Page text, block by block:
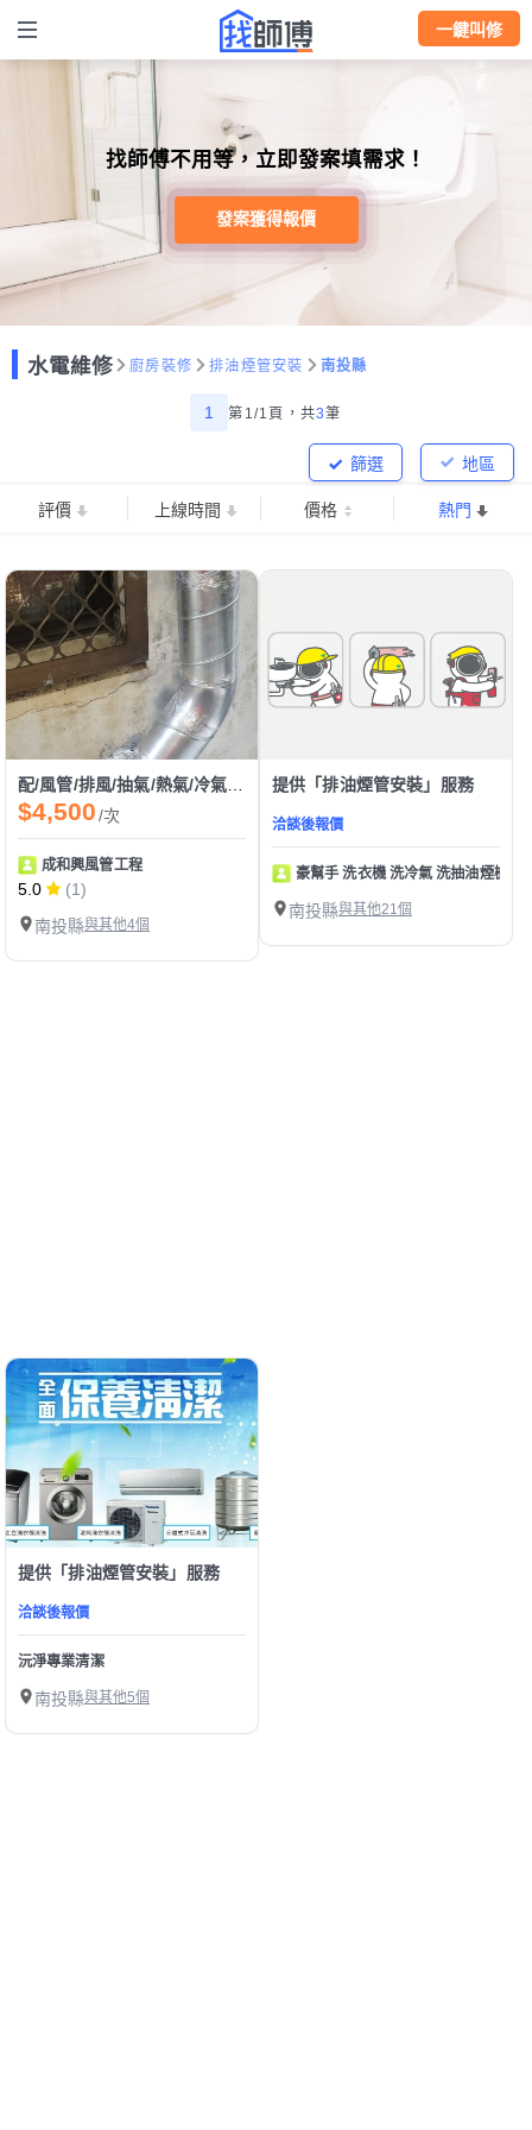
一鍵叫修
找師傅不用等，立即發案填需求！
發案獲得報價
水電維修 廚房裝修 排油煙管安裝 南投縣
1 第1/1頁， 共3筆
地區
篩選
評價 上線時間 價格 熱門
$4,500/次
成和興風管工程
5.0
(1)
南投縣與其他4個
提供「排油煙管安裝」服務
洽談後報價
豪幫手 洗衣機 洗冷氣 洗抽油煙機
南投縣與其他21個
提供「排油煙管安裝」服務
洽談後報價
沅淨專業清潔
南投縣與其他5個